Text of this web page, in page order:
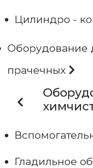
Цилиндро -
Оборудование
прачечных
Гладильное